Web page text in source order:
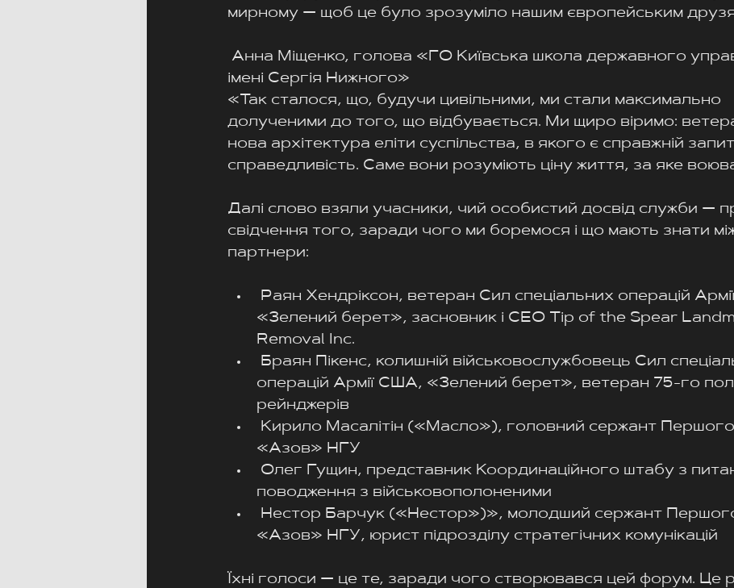
мирному — щоб це було зрозуміло нашим європейським
Анна Міщенко, голова «ГО Київська школа державного
імені Сергія Нижного»
«Так сталося, що, будучи цивільними, ми стали максимально
долученими до того, що відбувається. Ми щиро віримо:
нова архітектура еліти суспільства, в якого є справжній
справедливість. Саме вони розуміють ціну життя, за яке
Далі слово взяли учасники, чий особистий досвід служби —
свідчення того, заради чого ми боремося і що мають знати
партнери:
Раян Хендріксон, ветеран Сил спеціальних операцій
«Зелений берет», засновник і CEO Tip of the Spear
Removal Inc.
Браян Пікенс, колишній військовослужбовець Сил
операцій Армії США, «Зелений берет», ветеран 75-го
рейнджерів
Кирило Масалітін («Масло»), головний сержант
«Азов» НГУ
Олег Гущин, представник Координаційного штабу з
поводження з військовополоненими
Нестор Барчук («Нестор»)», молодший сержант
«Азов» НГУ, юрист підрозділу стратегічних комунікацій
Їхні голоси — це те, заради чого створювався цей форум. Це